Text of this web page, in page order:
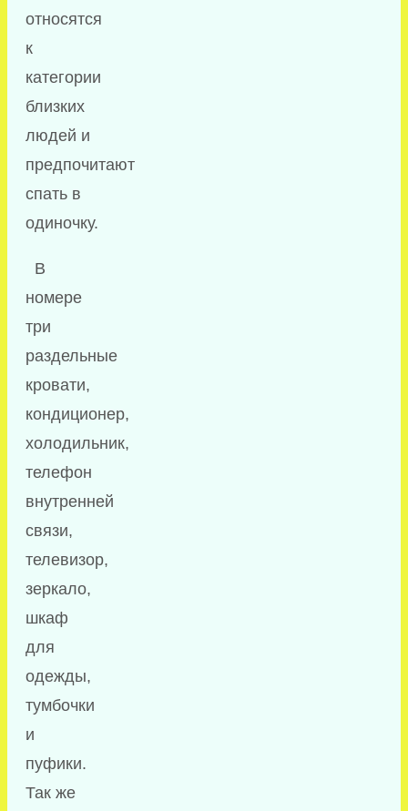
относятся
к
категории
близких
людей и
предпочитают
спать в
одиночку.
В
номере
три
раздельные
кровати,
кондиционер,
холодильник,
телефон
внутренней
связи,
телевизор,
зеркало,
шкаф
для
одежды,
тумбочки
и
пуфики.
Так же